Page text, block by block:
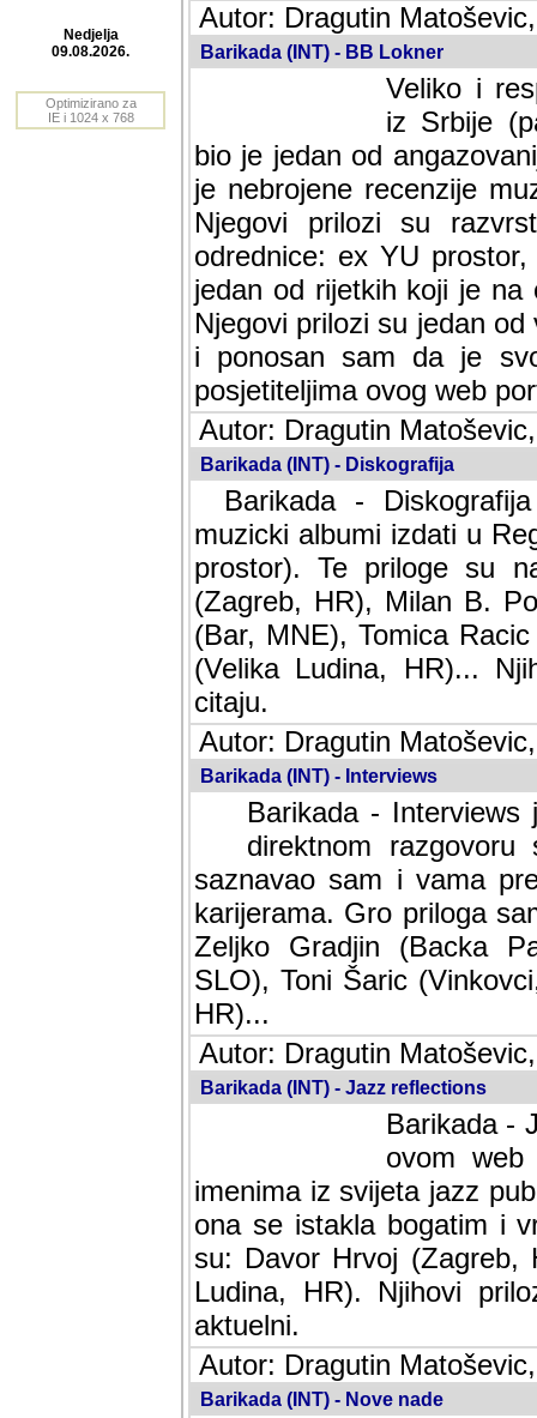
Autor: Dragutin
Barikada (INT) - BB Lokner
Veliko i
Srbije (pa i
jedan od angazovanijih
nebrojene recenzije
Njegovi prilozi su
odrednice: ex YU
jedan od rijetkih koji je
Njegovi prilozi su jedan
i ponosan sam da je
posjetiteljima ovog web
Autor: Dragutin
Barikada (INT) - Diskografija
Barikada -
muzicki albumi izdati u
prostor). Te priloge su
(Zagreb, HR), Milan B.
(Bar, MNE), Tomica
(Velika Ludina, HR)...
citaju.
Autor: Dragutin
Barikada (INT) - Interviews
Barikada -
direktnom
saznavao sam i vama
karijerama. Gro priloga
Zeljko Gradjin (Backa
SLO), Toni Šaric
HR)...
Autor: Dragutin
Barikada (INT) - Jazz reflections
Barikada -
ovom web
imenima iz svijeta jazz
ona se istakla bogatim i
su: Davor Hrvoj (Zagreb,
Ludina, HR). Njihovi
aktuelni.
Autor: Dragutin
Barikada (INT) - Nove nade